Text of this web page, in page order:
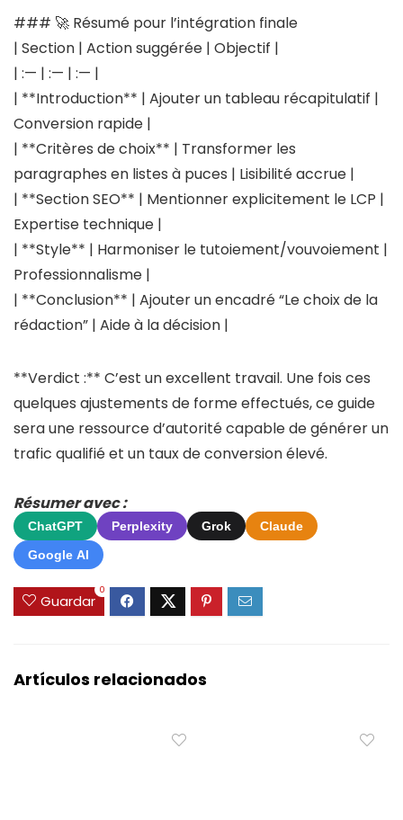
### 🚀 Résumé pour l’intégration finale
| Section | Action suggérée | Objectif |
| :— | :— | :— |
| **Introduction** | Ajouter un tableau récapitulatif |
Conversion rapide |
| **Critères de choix** | Transformer les
paragraphes en listes à puces | Lisibilité accrue |
| **Section SEO** | Mentionner explicitement le LCP |
Expertise technique |
| **Style** | Harmoniser le tutoiement/vouvoiement |
Professionnalisme |
| **Conclusion** | Ajouter un encadré “Le choix de la
rédaction” | Aide à la décision |
**Verdict :** C’est un excellent travail. Une fois ces
quelques ajustements de forme effectués, ce guide
sera une ressource d’autorité capable de générer un
trafic qualifié et un taux de conversion élevé.
Résumer avec :
ChatGPT Perplexity Grok
Claude
Google AI
Guardar
0
Artículos relacionados